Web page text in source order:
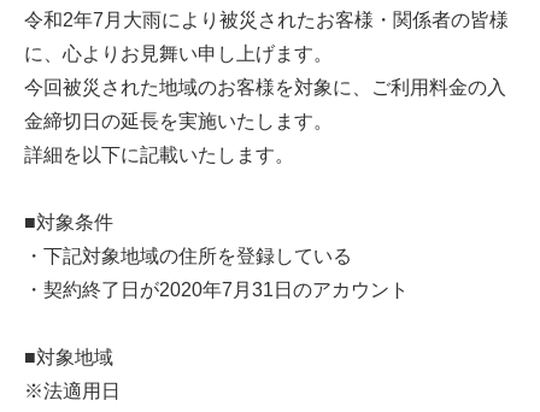
令和2年7月大雨により被災されたお客様・関係者の皆様
に、心よりお見舞い申し上げます。
今回被災された地域のお客様を対象に、ご利用料金の入
金締切日の延長を実施いたします。
詳細を以下に記載いたします。
■対象条件
・下記対象地域の住所を登録している
・契約終了日が2020年7月31日のアカウント
■対象地域
※法適用日